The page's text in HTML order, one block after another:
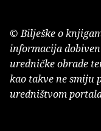
© Bilješke o
informacija
uredničke obrade
kao takve ne smiju
uredništvom